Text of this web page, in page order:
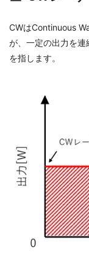
CWはContinuous
が、一定の出力を連
を指します。